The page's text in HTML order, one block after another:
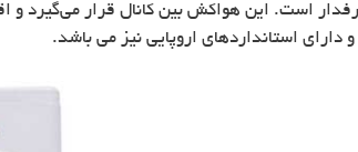
است. این هواکش بین کانال قرار می‌گیرد و
استانداردهای اروپایی نیز می باشد.